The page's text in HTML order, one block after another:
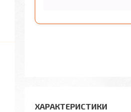
ХАРАКТЕРИСТИКИ